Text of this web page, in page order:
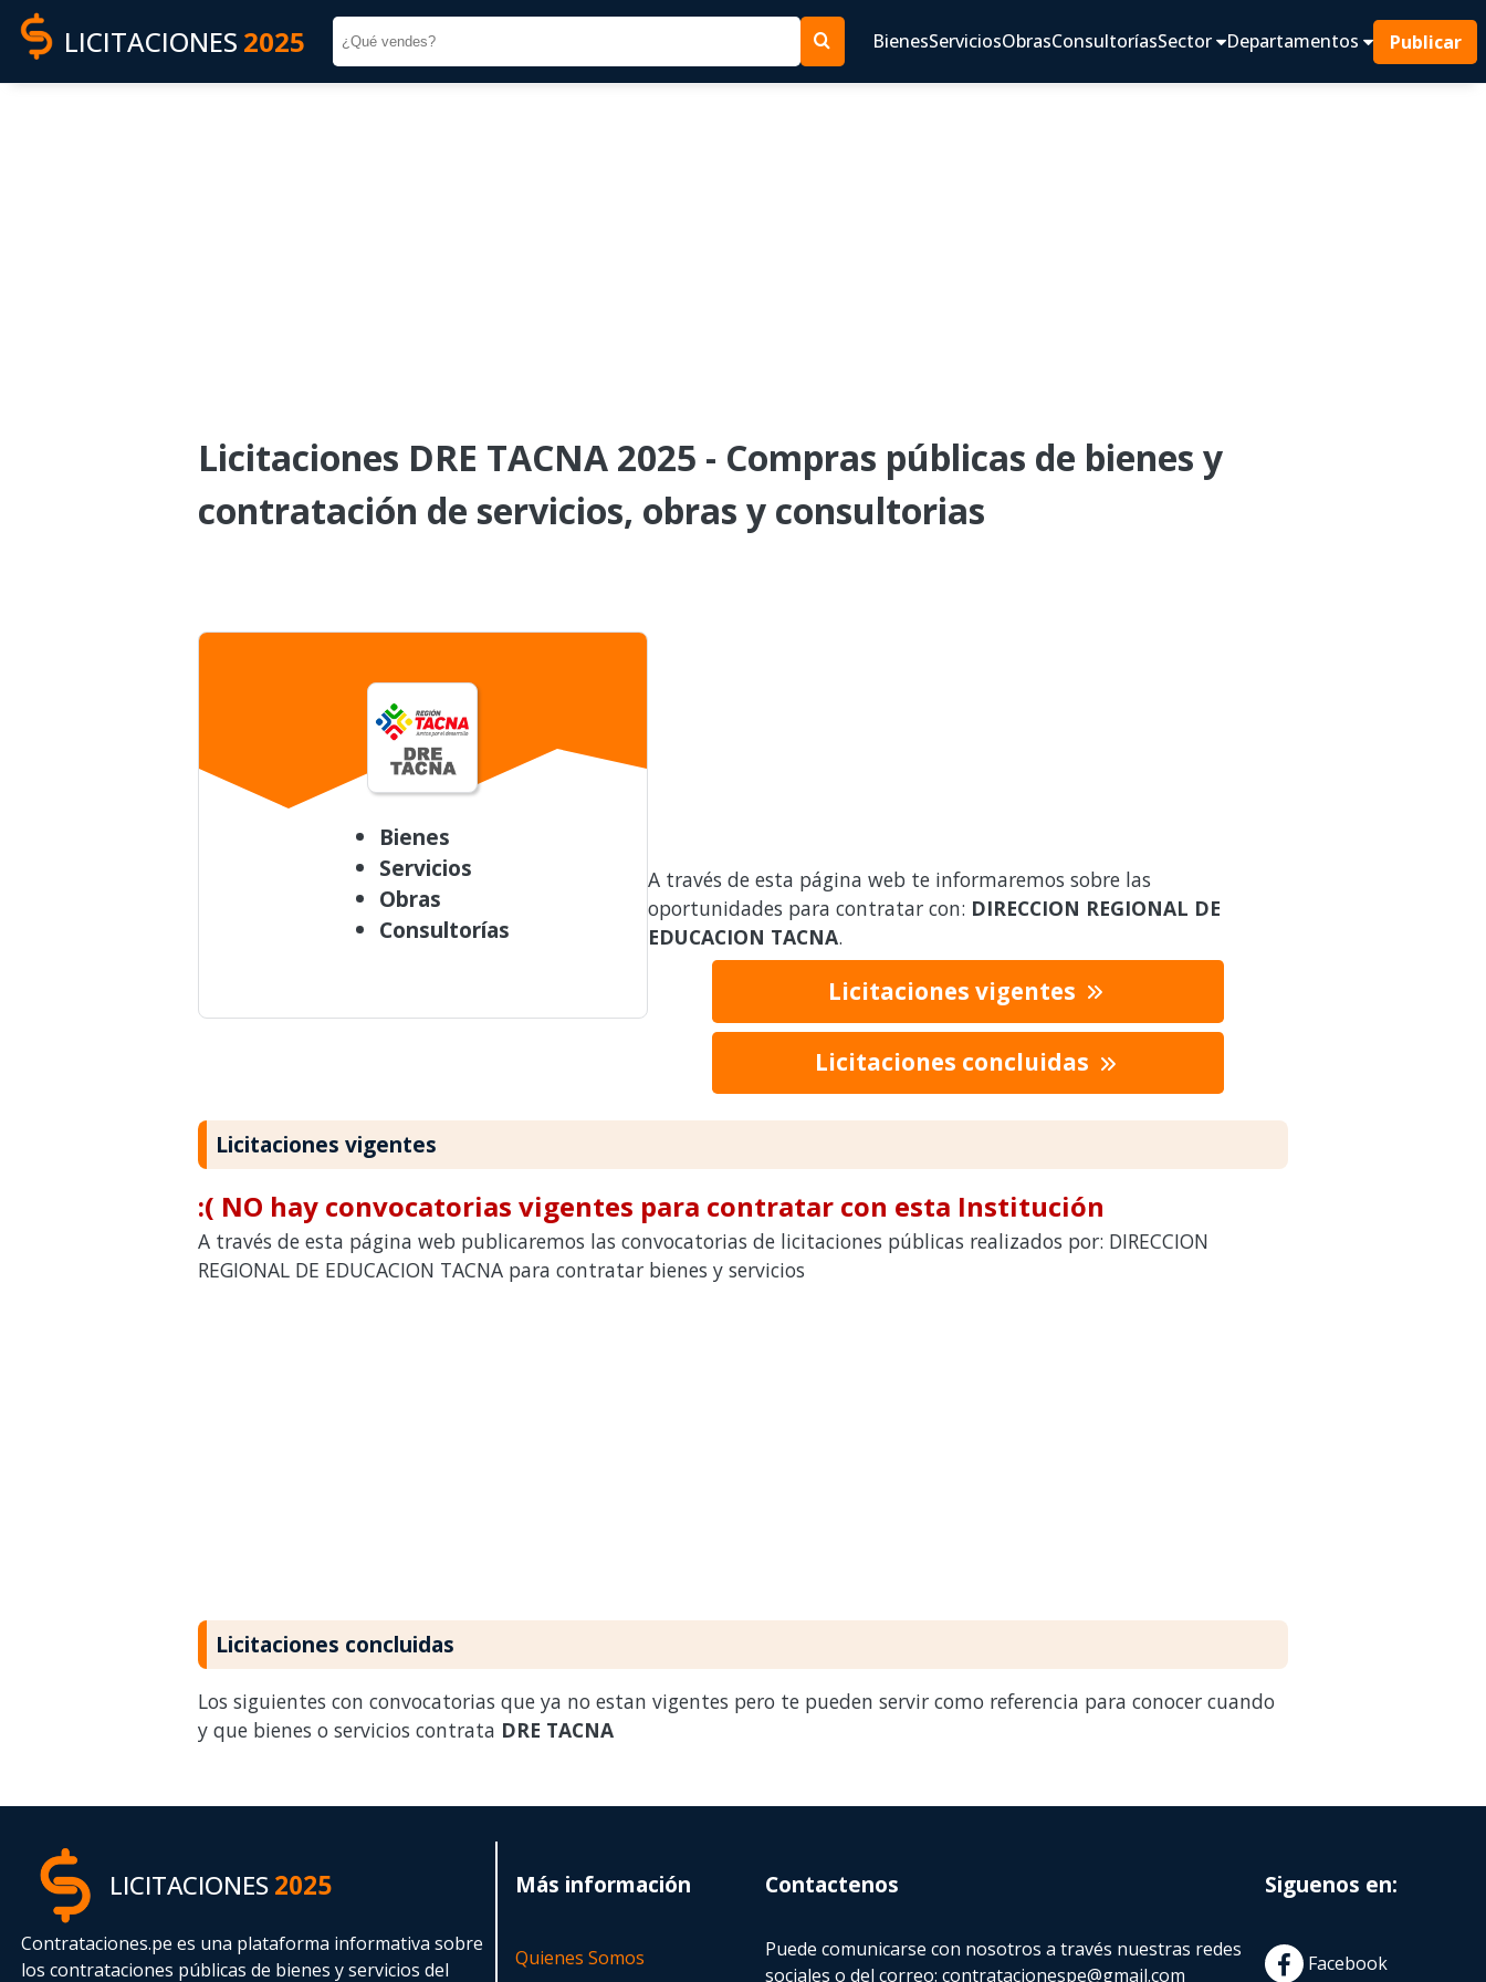
LICITACIONES 2025 BienesServiciosObrasConsultoríasSector Departamentos Publicar
Licitaciones DRE TACNA 2025 - Compras públicas de bienes y
contratación de servicios, obras y consultorias
Bienes
Servicios
Obras
Consultorías
A través de esta página web te informaremos sobre las
oportunidades para contratar con: DIRECCION REGIONAL DE
EDUCACION TACNA.
Licitaciones vigentes
Licitaciones concluidas
Licitaciones vigentes
:( NO hay convocatorias vigentes para contratar con esta Institución
A través de esta página web publicaremos las convocatorias de licitaciones públicas realizados por: DIRECCION
REGIONAL DE EDUCACION TACNA para contratar bienes y servicios
Licitaciones concluidas
Los siguientes con convocatorias que ya no estan vigentes pero te pueden servir como referencia para conocer cuando
y que bienes o servicios contrata DRE TACNA
LICITACIONES2025
Contrataciones.pe es una plataforma informativa sobre
los contrataciones públicas de bienes y servicios del
Más información
Quienes Somos
Contactenos
Puede comunicarse con nosotros a través nuestras redes
sociales o del correo:contratacionespe@gmail.com
Siguenos en:
Facebook